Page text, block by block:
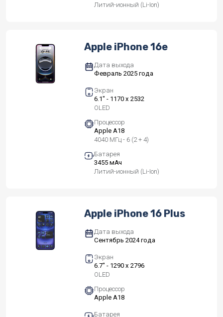
Литий-ионный (Li-Ion)
Apple iPhone 16e
Дата выхода
Февраль 2025 года
Экран
6.1" - 1170 x 2532
OLED
Процессор
Apple A18
4040 МГц - 6 (2 + 4)
Батарея
3455 мАч
Литий-ионный (Li-Ion)
Apple iPhone 16 Plus
Дата выхода
Сентябрь 2024 года
Экран
6.7" - 1290 x 2796
OLED
Процессор
Apple A18
Батарея